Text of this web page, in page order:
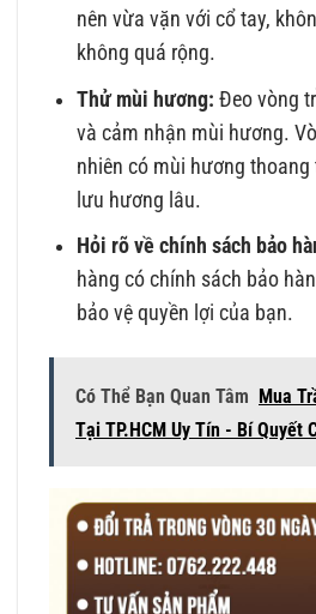
nên vừa vặn với cổ tay,
không quá rộng.
Thử mùi hương: Đeo vòng
và cảm nhận mùi hương.
nhiên có mùi hương thoang
lưu hương lâu.
Hỏi rõ về chính sách bảo
hàng có chính sách bảo
bảo vệ quyền lợi của bạn.
Có Thể Bạn Quan Tâm Mua
Tại TP.HCM Uy Tín - Bí Quyết